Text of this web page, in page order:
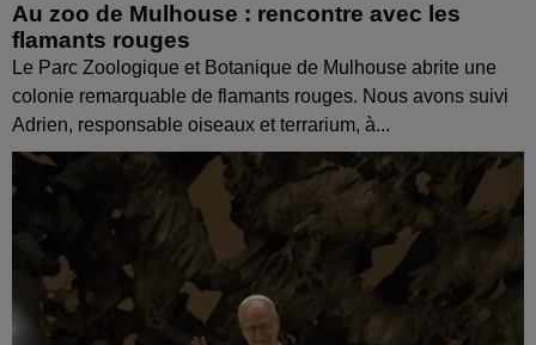
Au zoo de Mulhouse : rencontre avec les
flamants rouges
Le Parc Zoologique et Botanique de Mulhouse abrite une
colonie remarquable de flamants rouges. Nous avons suivi
Adrien, responsable oiseaux et terrarium, à...